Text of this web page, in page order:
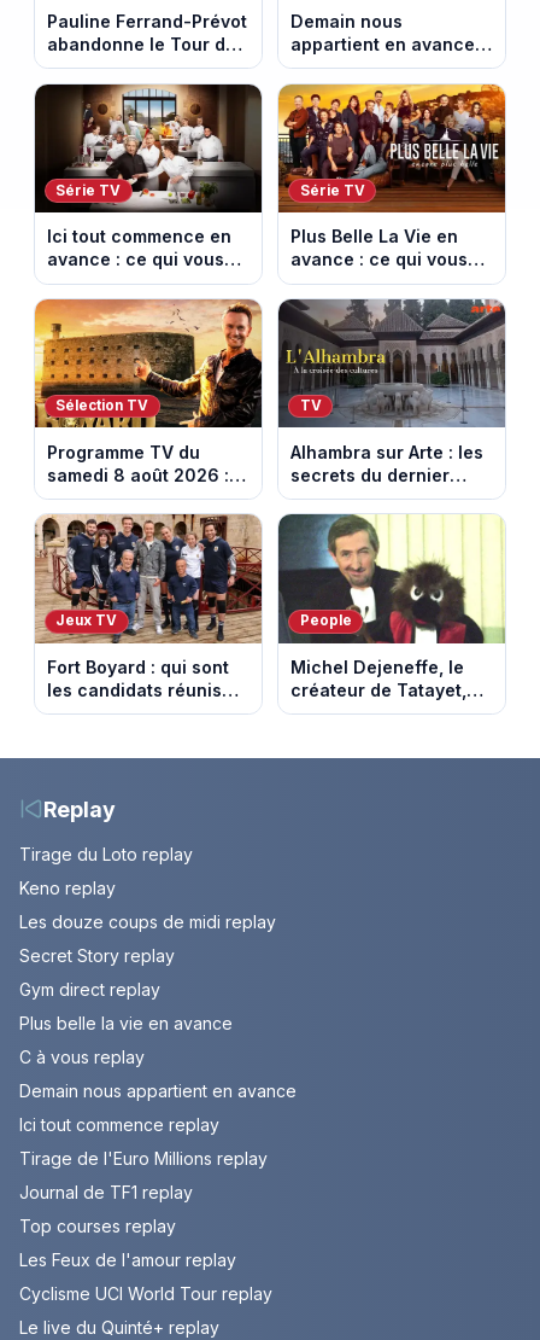
Pauline Ferrand-Prévot
abandonne le Tour de
France Femmes avant
la 8e étape
Demain nous
appartient en avance :
ce qui vous attend la
semaine du 10 au 14
août 2026 (spoiler)
Série TV
Ici tout commence en
avance : ce qui vous
attend la semaine du
10 au 14 août 2026
(spoiler)
Série TV
Plus Belle La Vie en
avance : ce qui vous
attend la semaine du
10 au 14 août 2026
(spoiler)
Sélection TV
Programme TV du
samedi 8 août 2026 :
notre sélection pour
votre soirée télé
TV
Alhambra sur Arte : les
secrets du dernier
sultanat musulman
d’Espagne
Jeux TV
Fort Boyard : qui sont
les candidats réunis
par Cyril Féraud ce
People
Michel Dejeneffe, le
créateur de Tatayet,
est mort à 77 ans
Replay
Tirage du Loto replay
Keno replay
Les douze coups de midi replay
Secret Story replay
Gym direct replay
Plus belle la vie en avance
C à vous replay
Demain nous appartient en avance
Ici tout commence replay
Tirage de l'Euro Millions replay
Journal de TF1 replay
Top courses replay
Les Feux de l'amour replay
Cyclisme UCI World Tour replay
Le live du Quinté+ replay